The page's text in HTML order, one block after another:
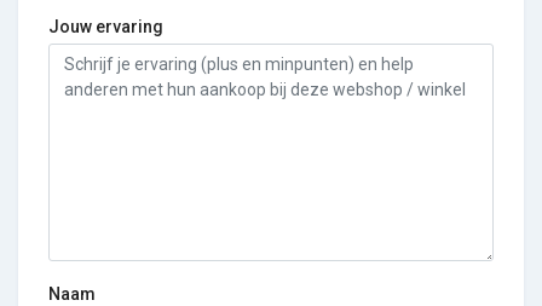
Jouw ervaring
Naam